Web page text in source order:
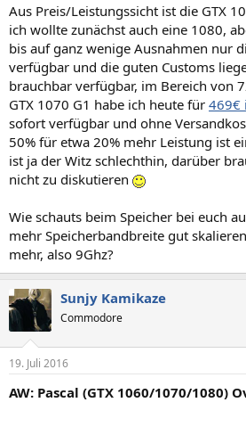
Aus Preis/Leistungssicht ist die GTX
ich wollte zunächst auch eine 1080,
bis auf ganz wenige Ausnahmen nur
verfügbar und die guten Customs
brauchbar verfügbar, im Bereich von
GTX 1070 G1 habe ich heute für 469€
sofort verfügbar und ohne
50% für etwa 20% mehr Leistung ist
ist ja der Witz schlechthin, darüber
nicht zu diskutieren
Wie schauts beim Speicher bei euch
mehr Speicherbandbreite gut
mehr, also 9Ghz?
Sunjy Kamikaze
Commodore
19. Juli 2016
AW: Pascal (GTX 1060/1070/1080)